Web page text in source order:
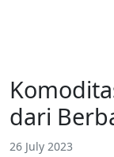
dari
26 July 2023